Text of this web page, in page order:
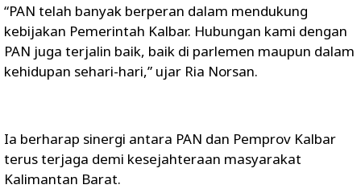
“PAN telah banyak berperan dalam mendukung
kebijakan Pemerintah Kalbar. Hubungan kami dengan
PAN juga terjalin baik, baik di parlemen maupun dalam
kehidupan sehari-hari,” ujar Ria Norsan.
Ia berharap sinergi antara PAN dan Pemprov Kalbar
terus terjaga demi kesejahteraan masyarakat
Kalimantan Barat.